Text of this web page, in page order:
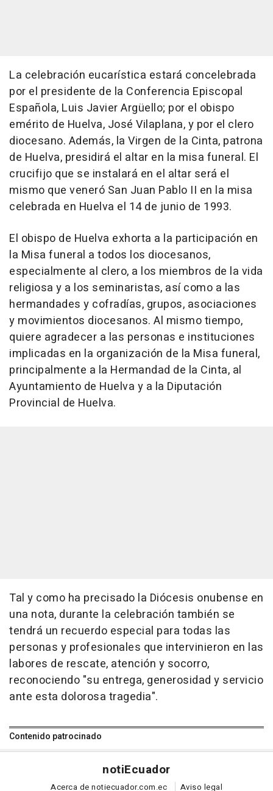
La celebración eucarística estará concelebrada
por el presidente de la Conferencia Episcopal
Española, Luis Javier Argüello; por el obispo
emérito de Huelva, José Vilaplana, y por el clero
diocesano. Además, la Virgen de la Cinta, patrona
de Huelva, presidirá el altar en la misa funeral. El
crucifijo que se instalará en el altar será el
mismo que veneró San Juan Pablo II en la misa
celebrada en Huelva el 14 de junio de 1993.
El obispo de Huelva exhorta a la participación en
la Misa funeral a todos los diocesanos,
especialmente al clero, a los miembros de la vida
religiosa y a los seminaristas, así como a las
hermandades y cofradías, grupos, asociaciones
y movimientos diocesanos. Al mismo tiempo,
quiere agradecer a las personas e instituciones
implicadas en la organización de la Misa funeral,
principalmente a la Hermandad de la Cinta, al
Ayuntamiento de Huelva y a la Diputación
Provincial de Huelva.
Tal y como ha precisado la Diócesis onubense en
una nota, durante la celebración también se
tendrá un recuerdo especial para todas las
personas y profesionales que intervinieron en las
labores de rescate, atención y socorro,
reconociendo "su entrega, generosidad y servicio
ante esta dolorosa tragedia".
Contenido patrocinado
notiEcuador
Acerca de notiecuador.com.ec Aviso legal